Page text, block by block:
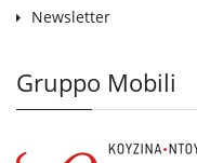
Newsletter
Gruppo Mobili